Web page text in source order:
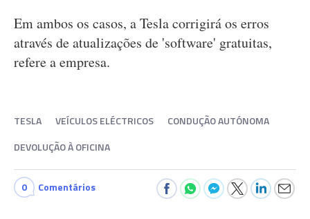
Em ambos os casos, a Tesla corrigirá os erros
através de atualizações de 'software' gratuitas,
refere a empresa.
TESLA VEÍCULOS ELÉCTRICOS
CONDUÇÃO AUTÓNOMA
DEVOLUÇÃO À OFICINA
0 Comentários